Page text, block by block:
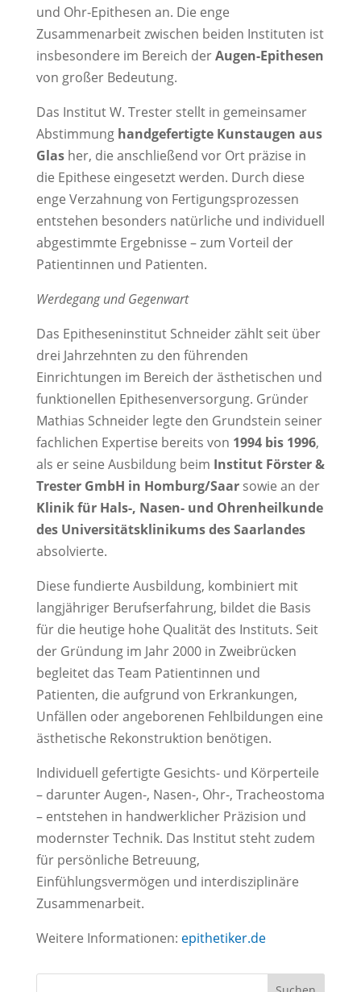
und Ohr-Epithesen an. Die enge
Zusammenarbeit zwischen beiden Instituten ist
insbesondere im Bereich derAugen-Epithesen
von großer Bedeutung.
Das Institut W. Trester stellt in gemeinsamer
Abstimmung handgefertigte Kunstaugen aus
Glasher, die anschließend vor Ort präzise in
die Epithese eingesetzt werden. Durch diese
enge Verzahnung von Fertigungsprozessen
entstehen besonders natürliche und individuell
abgestimmte Ergebnisse – zum Vorteil der
Patientinnen und Patienten.
Werdegang und Gegenwart
Das Epitheseninstitut Schneider zählt seit über
drei Jahrzehnten zu den führenden
Einrichtungen im Bereich der ästhetischen und
funktionellen Epithesenversorgung. Gründer
Mathias Schneider legte den Grundstein seiner
fachlichen Expertise bereits von 1994 bis 1996,
als er seine Ausbildung beim Institut Förster &
Trester GmbH in Homburg/Saarsowie an der
Klinik für Hals-, Nasen- und Ohrenheilkunde
des Universitätsklinikums des Saarlandes
absolvierte.
Diese fundierte Ausbildung, kombiniert mit
langjähriger Berufserfahrung, bildet die Basis
für die heutige hohe Qualität des Instituts. Seit
der Gründung im Jahr 2000 in Zweibrücken
begleitet das Team Patientinnen und
Patienten, die aufgrund von Erkrankungen,
Unfällen oder angeborenen Fehlbildungen eine
ästhetische Rekonstruktion benötigen.
Individuell gefertigte Gesichts- und Körperteile
– darunter Augen-, Nasen-, Ohr-, Tracheostoma
– entstehen in handwerklicher Präzision und
modernster Technik. Das Institut steht zudem
für persönliche Betreuung,
Einfühlungsvermögen und interdisziplinäre
Zusammenarbeit.
Weitere Informationen: epithetiker.de